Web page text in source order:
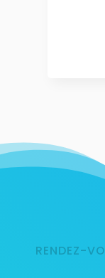
RENDEZ-